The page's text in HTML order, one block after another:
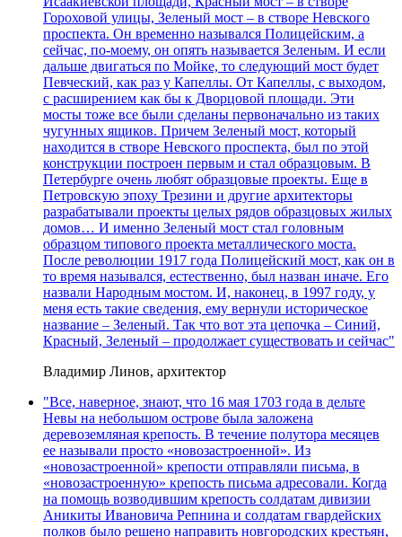
Гороховой улицы, Зеленый мост – в створе Невского
проспекта. Он временно назывался Полицейским, а
сейчас, по-моему, он опять называется Зеленым. И если
дальше двигаться по Мойке, то следующий мост будет
Певческий, как раз у Капеллы. От Капеллы, с выходом,
с расширением как бы к Дворцовой площади. Эти
мосты тоже все были сделаны первоначально из таких
чугунных ящиков. Причем Зеленый мост, который
находится в створе Невского проспекта, был по этой
конструкции построен первым и стал образцовым. В
Петербурге очень любят образцовые проекты. Еще в
Петровскую эпоху Трезини и другие архитекторы
разрабатывали проекты целых рядов образцовых жилых
домов… И именно Зеленый мост стал головным
образцом типового проекта металлического моста.
После революции 1917 года Полицейский мост, как он в
то время назывался, естественно, был назван иначе. Его
назвали Народным мостом. И, наконец, в 1997 году, у
меня есть такие сведения, ему вернули историческое
название – Зеленый. Так что вот эта цепочка – Синий,
Красный, Зеленый – продолжает существовать и сейчас"
Владимир Линов, архитектор
"Все, наверное, знают, что 16 мая 1703 года в дельте
Невы на небольшом острове была заложена
деревоземляная крепость. В течение полутора месяцев
ее называли просто «новозастроенной». Из
«новозастроенной» крепости отправляли письма, в
«новозастроенную» крепость письма адресовали. Когда
на помощь возводившим крепость солдатам дивизии
Аникиты Ивановича Репнина и солдатам гвардейских
полков было решено направить новгородских крестьян,